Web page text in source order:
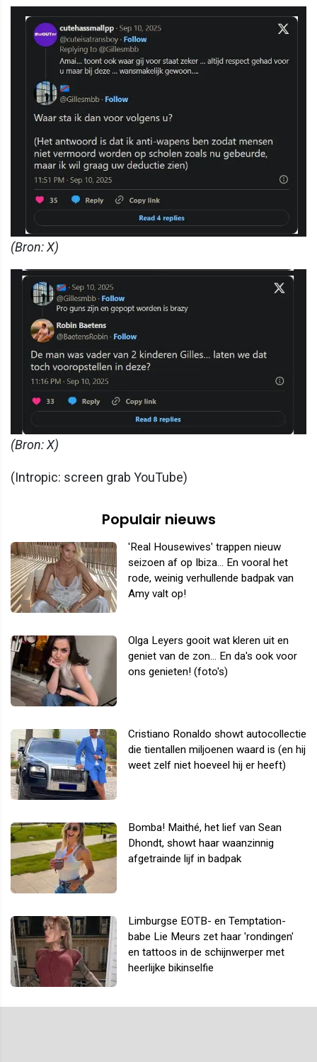
(Bron: X)
(Bron: X)
(Intropic: screen grab YouTube)
Populair nieuws
'Real Housewives' trappen nieuw
seizoen af op Ibiza... En vooral het
rode, weinig verhullende badpak van
Amy valt op!
Olga Leyers gooit wat kleren uit en
geniet van de zon... En da's ook voor
ons genieten! (foto's)
Cristiano Ronaldo showt autocollectie
die tientallen miljoenen waard is (en hij
weet zelf niet hoeveel hij er heeft)
Bomba! Maithé, het lief van Sean
Dhondt, showt haar waanzinnig
afgetrainde lijf in badpak
Limburgse EOTB- en Temptation-
babe Lie Meurs zet haar 'rondingen'
en tattoos in de schijnwerper met
heerlijke bikinselfie